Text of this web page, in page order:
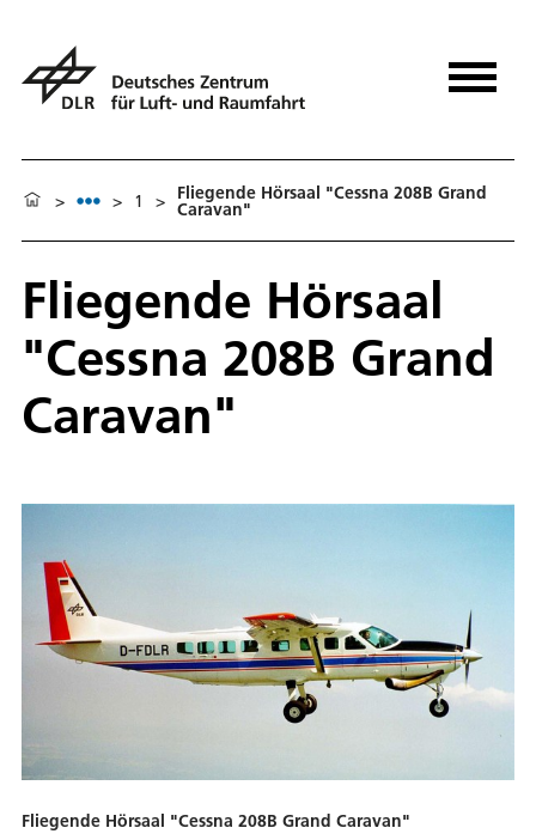
> > 1 > Fliegende Hörsaal "Cessna 208B Grand
Caravan"
Fliegende Hörsaal
"Cessna 208B Grand
Caravan"
Fliegende Hörsaal "Cessna 208B Grand Caravan"